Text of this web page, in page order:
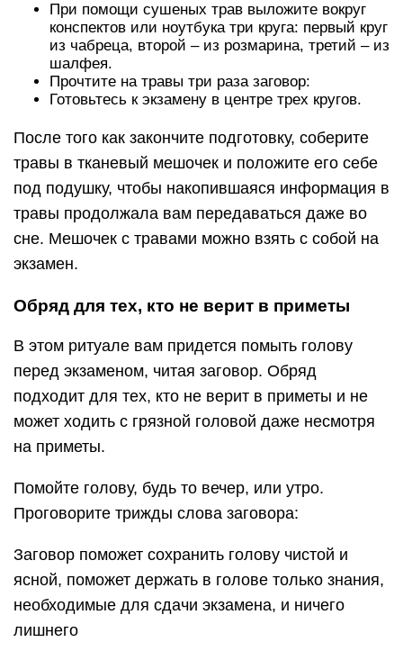
При помощи сушеных трав выложите вокруг
конспектов или ноутбука три круга: первый круг
из чабреца, второй – из розмарина, третий – из
шалфея.
Прочтите на травы три раза заговор:
Готовьтесь к экзамену в центре трех кругов.
После того как закончите подготовку, соберите
травы в тканевый мешочек и положите его себе
под подушку, чтобы накопившаяся информация в
травы продолжала вам передаваться даже во
сне. Мешочек с травами можно взять с собой на
экзамен.
Обряд для тех, кто не верит в приметы
В этом ритуале вам придется помыть голову
перед экзаменом, читая заговор. Обряд
подходит для тех, кто не верит в приметы и не
может ходить с грязной головой даже несмотря
на приметы.
Помойте голову, будь то вечер, или утро.
Проговорите трижды слова заговора:
Заговор поможет сохранить голову чистой и
ясной, поможет держать в голове только знания,
необходимые для сдачи экзамена, и ничего
лишнего